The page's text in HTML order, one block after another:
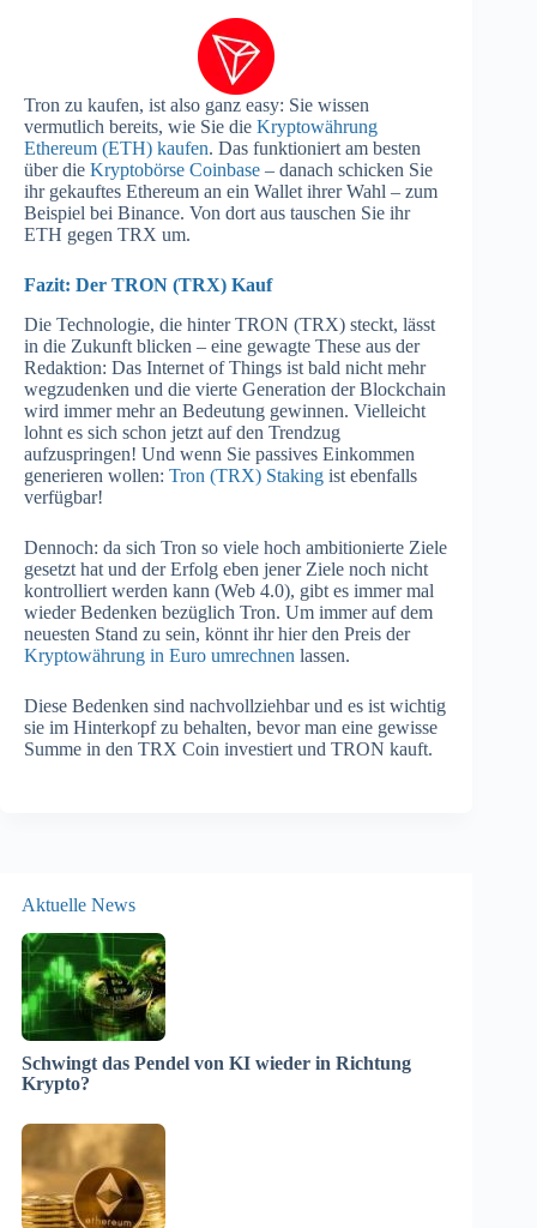
Tron zu kaufen, ist also ganz easy: Sie wissen
vermutlich bereits, wie Sie die Kryptowährung
Ethereum (ETH) kaufen. Das funktioniert am besten
über die Kryptobörse Coinbase – danach schicken Sie
ihr gekauftes Ethereum an ein Wallet ihrer Wahl – zum
Beispiel bei Binance. Von dort aus tauschen Sie ihr
ETH gegen TRX um.
Fazit: Der TRON (TRX) Kauf
Die Technologie, die hinter TRON (TRX) steckt, lässt
in die Zukunft blicken – eine gewagte These aus der
Redaktion: Das Internet of Things ist bald nicht mehr
wegzudenken und die vierte Generation der Blockchain
wird immer mehr an Bedeutung gewinnen. Vielleicht
lohnt es sich schon jetzt auf den Trendzug
aufzuspringen! Und wenn Sie passives Einkommen
generieren wollen: Tron (TRX) Staking ist ebenfalls
verfügbar!
Dennoch: da sich Tron so viele hoch ambitionierte Ziele
gesetzt hat und der Erfolg eben jener Ziele noch nicht
kontrolliert werden kann (Web 4.0), gibt es immer mal
wieder Bedenken bezüglich Tron. Um immer auf dem
neuesten Stand zu sein, könnt ihr hier den Preis der
Kryptowährung in Euro umrechnen lassen.
Diese Bedenken sind nachvollziehbar und es ist wichtig
sie im Hinterkopf zu behalten, bevor man eine gewisse
Summe in den TRX Coin investiert und TRON kauft.
Aktuelle News
Schwingt das Pendel von KI wieder in Richtung
Krypto?